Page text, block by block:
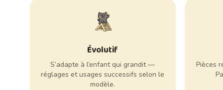
Évolutif
S’adapte à l’enfant qui grandit —
réglages et usages successifs selon le
modèle.
Pièces